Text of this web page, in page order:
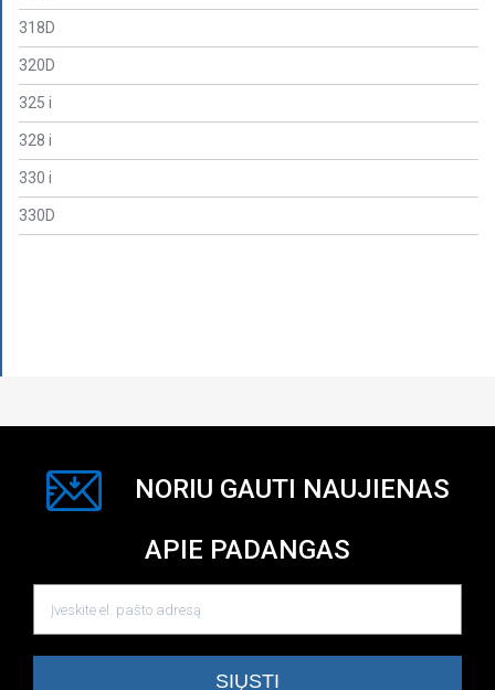
318D
320D
325 i
328 i
330 i
330D
NORIU GAUTI NAUJIENAS
APIE PADANGAS